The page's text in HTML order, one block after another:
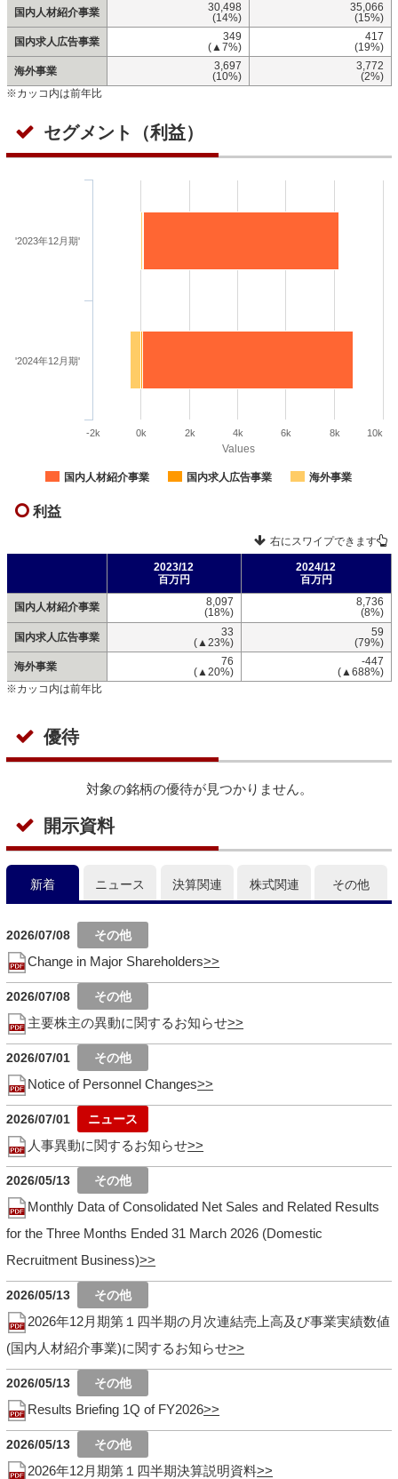
国内人材紹介事業
30,498
(14%)
35,066
(15%)
国内求人広告事業
349
(▲7%)
417
(19%)
海外事業
3,697
(10%)
3,772
(2%)
※カッコ内は前年比
セグメント（利益）
Values
国内人材紹介事業 国内求人広告事業 海外事業
'2023年12月期'
'2024年12月期'
-2k 0k 2k 4k 6k 8k 10k
利益
右にスワイプできます
2023/12
百万円
2024/12
百万円
国内人材紹介事業
8,097
(18%)
8,736
(8%)
国内求人広告事業
33
(▲23%)
59
(79%)
海外事業
76
(▲20%)
-447
(▲688%)
※カッコ内は前年比
優待
対象の銘柄の優待が見つかりません。
開示資料
新着 ニュース 決算関連 株式関連 その他
2026/07/08
Change in Major Shareholders
2026/07/08
主要株主の異動に関するお知らせ
2026/07/01
Notice of Personnel Changes
2026/07/01
人事異動に関するお知らせ
2026/05/13
Monthly Data of Consolidated Net Sales and Related Results
for the Three Months Ended 31 March 2026 (Domestic
Recruitment Business)
2026/05/13
2026年12月期第１四半期の月次連結売上高及び事業実績数値
(国内人材紹介事業)に関するお知らせ
2026/05/13
Results Briefing 1Q of FY2026
2026/05/13
2026年12月期第１四半期決算説明資料